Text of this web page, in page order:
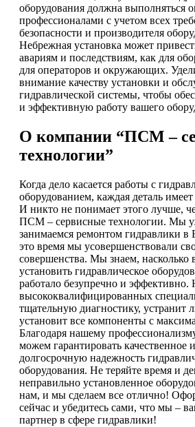
оборудования должна выполняться
профессионалами с учетом всех
безопасности и производителя
Небрежная установка может
авариям и последствиям, как для
для операторов и окружающих.
внимание качеству установки и
гидравлической системы, чтобы
и эффективную работу вашего
О компании “ПСМ –
технологии”
Когда дело касается работы с
оборудованием, каждая деталь
И никто не понимает этого лучше,
ПСМ – сервисные технологии. Мы
занимаемся ремонтом гидравлики в
это время мы усовершенствовали
совершенства. Мы знаем, насколько
установить гидравлическое
работало безупречно и эффективно.
высококвалифицированных
тщательную диагностику,
установит все компоненты с
Благодаря нашему
можем гарантировать качественное
долгосрочную надежность
оборудования. Не теряйте время и
неправильно установленное
нам, и мы сделаем все отлично!
сейчас и убедитесь сами, что мы –
партнер в сфере гидравлики!